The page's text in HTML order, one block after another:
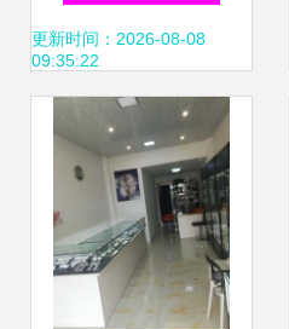
表寄卖公司引热议
更新时间：2026-08-08
09:35:22